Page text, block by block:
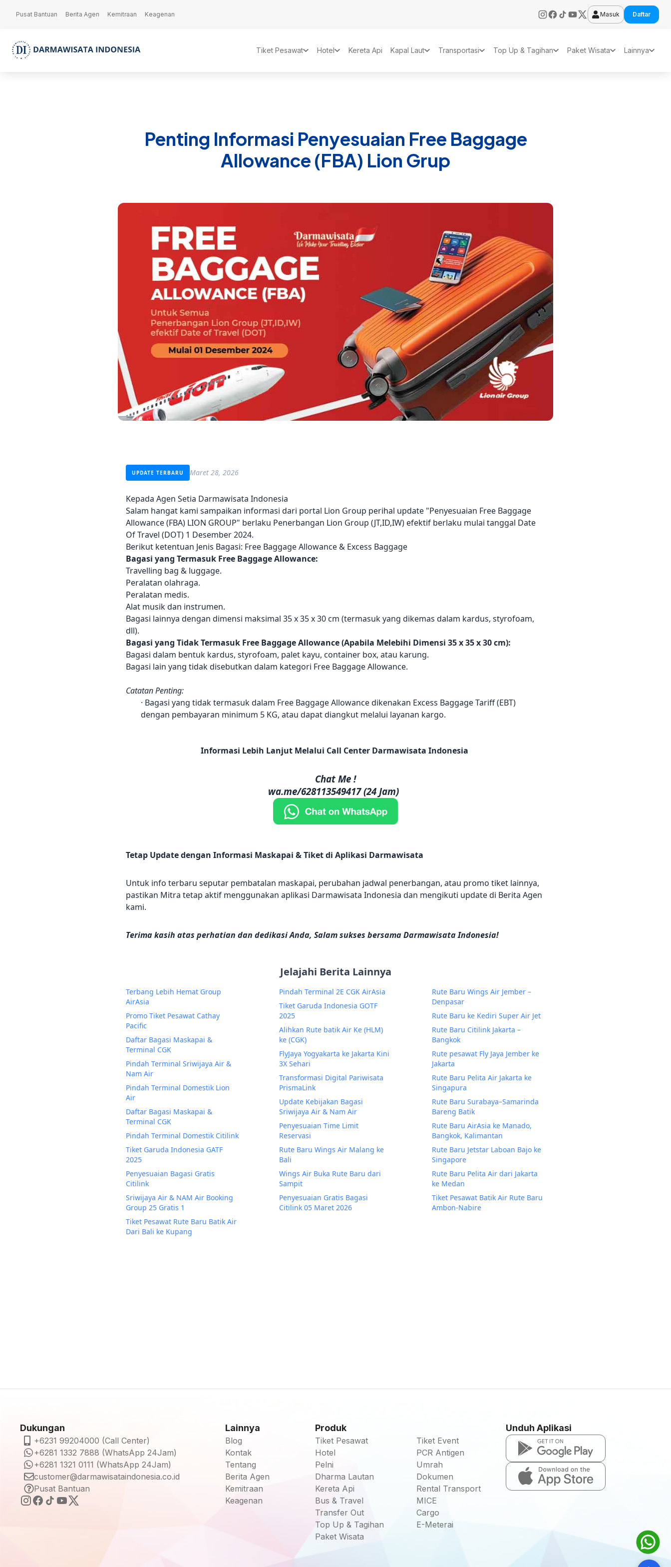
Pusat Bantuan Berita Agen Kemitraan Keagenan Masuk Daftar
Tiket Pesawat Hotel Kereta Api Kapal Laut Transportasi Top Up & Tagihan Paket Wisata Lainnya
Penting Informasi Penyesuaian Free Baggage
Allowance (FBA) Lion Grup
UPDATE TERBARU Maret 28, 2026
Kepada Agen Setia Darmawisata Indonesia
Salam hangat kami sampaikan informasi dari portal Lion Group perihal update "Penyesuaian Free Baggage
Allowance (FBA) LION GROUP" berlaku Penerbangan Lion Group (JT,ID,IW) efektif berlaku mulai tanggal Date
Of Travel (DOT) 1 Desember 2024.
Berikut ketentuan Jenis Bagasi: Free Baggage Allowance & Excess Baggage
Bagasi yang Termasuk Free Baggage Allowance:
Travelling bag & luggage.
Peralatan olahraga.
Peralatan medis.
Alat musik dan instrumen.
Bagasi lainnya dengan dimensi maksimal 35 x 35 x 30 cm (termasuk yang dikemas dalam kardus, styrofoam,
dll).
Bagasi yang Tidak Termasuk Free Baggage Allowance (Apabila Melebihi Dimensi 35 x 35 x 30 cm):
Bagasi dalam bentuk kardus, styrofoam, palet kayu, container box, atau karung.
Bagasi lain yang tidak disebutkan dalam kategori Free Baggage Allowance.
Catatan Penting:
· Bagasi yang tidak termasuk dalam Free Baggage Allowance dikenakan Excess Baggage Tariff (EBT)
dengan pembayaran minimum 5 KG, atau dapat diangkut melalui layanan kargo.
Informasi Lebih Lanjut Melalui Call Center Darmawisata Indonesia
Chat Me !
wa.me/628113549417 (24 Jam)
Tetap Update dengan Informasi Maskapai & Tiket di Aplikasi Darmawisata
Untuk info terbaru seputar pembatalan maskapai, perubahan jadwal penerbangan, atau promo tiket lainnya,
pastikan Mitra tetap aktif menggunakan aplikasi Darmawisata Indonesia dan mengikuti update di Berita Agen
kami.
Terima kasih atas perhatian dan dedikasi Anda, Salam sukses bersama Darmawisata Indonesia!
Jelajahi Berita Lainnya
Terbang Lebih Hemat Group
AirAsia
Promo Tiket Pesawat Cathay
Pacific
Daftar Bagasi Maskapai &
Terminal CGK
Pindah Terminal Sriwijaya Air &
Nam Air
Pindah Terminal Domestik Lion
Air
Daftar Bagasi Maskapai &
Terminal CGK
Pindah Terminal Domestik Citilink
Tiket Garuda Indonesia GATF
2025
Penyesuaian Bagasi Gratis
Citilink
Sriwijaya Air & NAM Air Booking
Group 25 Gratis 1
Tiket Pesawat Rute Baru Batik Air
Dari Bali ke Kupang
Pindah Terminal 2E CGK AirAsia
Tiket Garuda Indonesia GOTF
2025
Alihkan Rute batik Air Ke (HLM)
ke (CGK)
FlyJaya Yogyakarta ke Jakarta Kini
3X Sehari
Transformasi Digital Pariwisata
PrismaLink
Update Kebijakan Bagasi
Sriwijaya Air & Nam Air
Penyesuaian Time Limit
Reservasi
Rute Baru Wings Air Malang ke
Bali
Wings Air Buka Rute Baru dari
Sampit
Penyesuaian Gratis Bagasi
Citilink 05 Maret 2026
Rute Baru Wings Air Jember –
Denpasar
Rute Baru ke Kediri Super Air Jet
Rute Baru Citilink Jakarta –
Bangkok
Rute pesawat Fly Jaya Jember ke
Jakarta
Rute Baru Pelita Air Jakarta ke
Singapura
Rute Baru Surabaya–Samarinda
Bareng Batik
Rute Baru AirAsia ke Manado,
Bangkok, Kalimantan
Rute Baru Jetstar Laboan Bajo ke
Singapore
Rute Baru Pelita Air dari Jakarta
ke Medan
Tiket Pesawat Batik Air Rute Baru
Ambon-Nabire
Dukungan
+6231 99204000 (Call Center)
+6281 1332 7888 (WhatsApp 24Jam)
+6281 1321 0111 (WhatsApp 24Jam)
customer@darmawisataindonesia.co.id
Pusat Bantuan
Lainnya
Blog
Kontak
Tentang
Berita Agen
Kemitraan
Keagenan
Produk
Tiket Pesawat
Hotel
Pelni
Dharma Lautan
Kereta Api
Bus & Travel
Transfer Out
Top Up & Tagihan
Paket Wisata
Tiket Event
PCR Antigen
Umrah
Dokumen
Rental Transport
MICE
Cargo
E-Meterai
Unduh Aplikasi